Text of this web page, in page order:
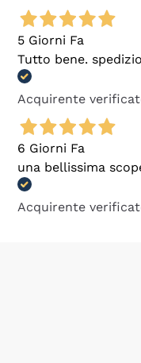
5 Giorni Fa
Tutto bene.
Acquirente
6 Giorni Fa
una bellissima
Acquirente